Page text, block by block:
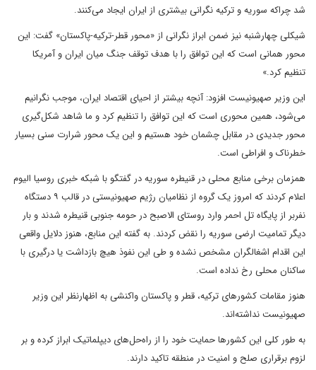
شد چراکه سوریه و ترکیه نگرانی بیشتری از ایران ایجاد می‌کنند.
شیکلی چهارشنبه نیز ضمن ابراز نگرانی از «محور قطر-ترکیه-پاکستان» گفت: این
محور همانی است که این توافق را با هدف توقف جنگ میان ایران و آمریکا
تنظیم کرد.»
این وزیر صهیونیست افزود: آنچه بیشتر از احیای اقتصاد ایران، موجب نگرانیم
می‌شود، همین محوری است که این توافق را تنظیم کرد و ما شاهد شکل‌گیری
محور جدیدی در مقابل چشمان خود هستیم و این یک محور شرارت سنی بسیار
خطرناک و افراطی است.
همزمان برخی منابع محلی در قنیطره سوریه در گفتگو با شبکه خبری روسیا الیوم
اعلام کردند که امروز یک گروه از نظامیان رژیم صهیونیستی در قالب ۹ دستگاه
نفربر از پایگاه تل احمر وارد روستای الاصبح در حومه جنوبی قنیطره شدند و بار
دیگر تمامیت ارضی سوریه را نقض کردند. به گفته این منابع، هنوز دلایل واقعی
این اقدام اشغالگران مشخص نشده و طی این نفوذ هیچ بازداشت یا درگیری با
ساکنان محلی رخ نداده است.
هنوز مقامات کشورهای ترکیه، قطر و پاکستان واکنشی به اظهارنظر این وزیر
صهیونیست نداشته‌اند.
به طور کلی این کشورها حمایت خود را از راه‌حل‌های دیپلماتیک ابراز کرده و بر
لزوم برقراری صلح و امنیت در منطقه تاکید دارند.